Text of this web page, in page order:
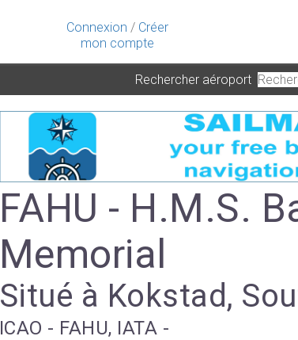
Connexion / Créer
mon compte
Rechercher aéroport
FAHU - H.M.S.
Memorial
Situé à Kokstad,
ICAO - FAHU, IATA -